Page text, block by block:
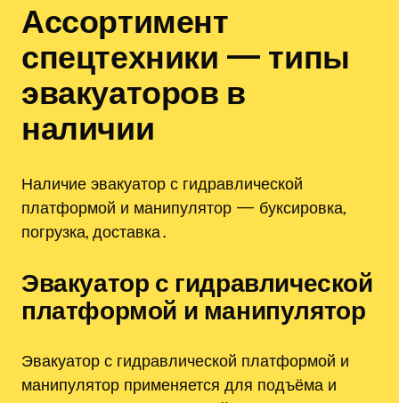
Ассортимент
спецтехники — типы
эвакуаторов в
наличии
Наличие эвакуатор с гидравлической
платформой и манипулятор — буксировка,
погрузка, доставка․
Эвакуатор с гидравлической
платформой и манипулятор
Эвакуатор с гидравлической платформой и
манипулятор применяется для подъёма и